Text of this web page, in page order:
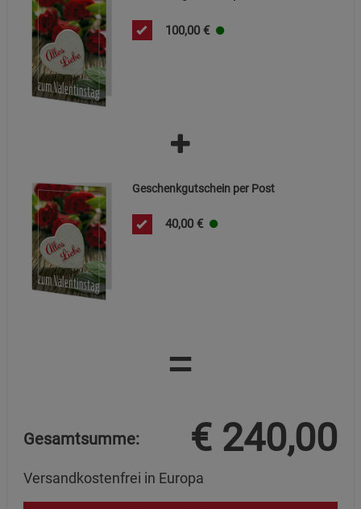
100,00 €
Geschenkgutschein per Post
40,00 €
=
Gesamtsumme: € 240,00
Versandkostenfrei in Europa